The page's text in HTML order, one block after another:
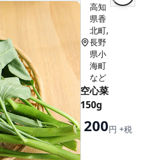
高知
県香
北町,
長野
県小
海町
など
空心菜
150g
200円 +税